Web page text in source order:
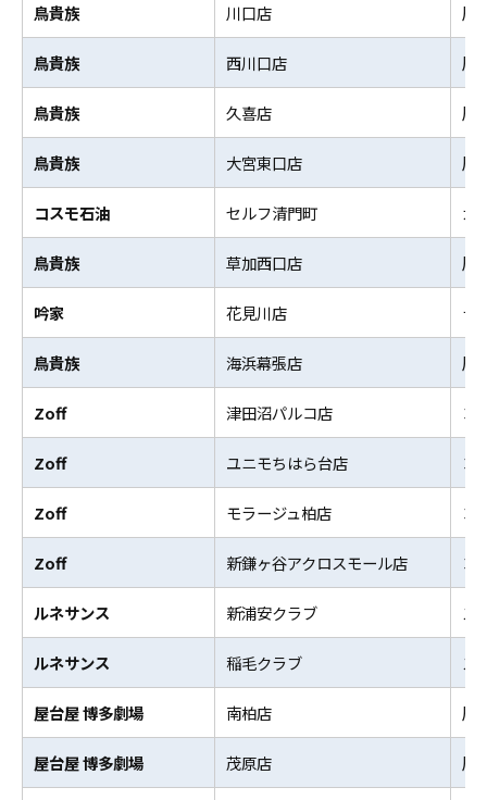
鳥貴族 川口店 居
鳥貴族 西川口店 居
鳥貴族 久喜店 居
鳥貴族 大宮東口店 居
コスモ石油 セルフ清門町 ガ
鳥貴族 草加西口店 居
吟家 花見川店 ラ
鳥貴族 海浜幕張店 居
Zoff 津田沼パルコ店 コ
Zoff ユニモちはら台店 コ
Zoff モラージュ柏店 コ
Zoff 新鎌ヶ谷アクロスモール店 コ
ルネサンス 新浦安クラブ ス
ルネサンス 稲毛クラブ ス
屋台屋 博多劇場 南柏店 居
屋台屋 博多劇場 茂原店 居